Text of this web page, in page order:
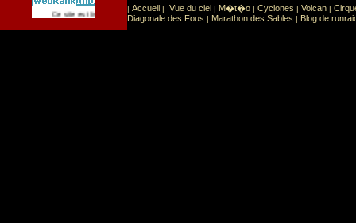
Ce site est list� dans la cat�gorie Sport Sports extr�mes
| Accueil | Vue du ciel | M�t�o | Cyclones | Volcan |
Diagonale des Fous | Marathon des Sables | Blog de